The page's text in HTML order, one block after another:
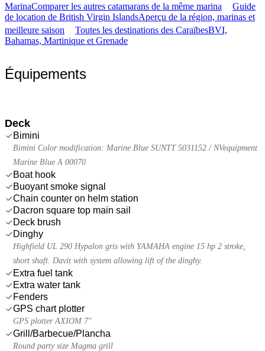
MarinaComparer les autres catamarans de la même marina
Guide
de location de British Virgin IslandsAperçu de la région, marinas et
meilleure saison
Toutes les destinations des CaraïbesBVI,
Bahamas, Martinique et Grenade
Équipements
Deck
Bimini
Bimini Color modification: Marine Blue SUNTT 5031152 / NVequipment
Marine Blue A 00070
Boat hook
Buoyant smoke signal
Chain counter on helm station
Dacron square top main sail
Deck brush
Dinghy
Highfield UL 290 Hypalon gris with YAMAHA engine 15 hp 2 stroke,
short shaft. Davit with system allowing lift of the dinghy.
Extra fuel tank
Extra water tank
Fenders
GPS chart plotter
GPS plotter AXIOM 7"
Grill/Barbecue/Plancha
Round party size Magma grill